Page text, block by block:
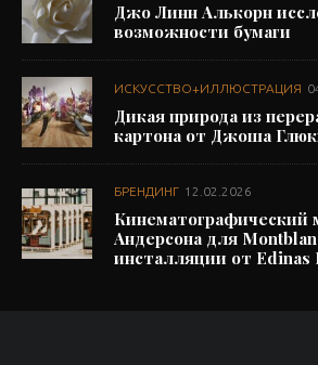
Джо Линн Алькорн
возможности бумаги
ИСКУССТВО+ИЛЛЮСТРАЦИЯ
Дикая природа из
картона от Джоша
БРЕНДИНГ 12.02.2026
Кинематографический
Андерсона для
инсталляции от Edinas